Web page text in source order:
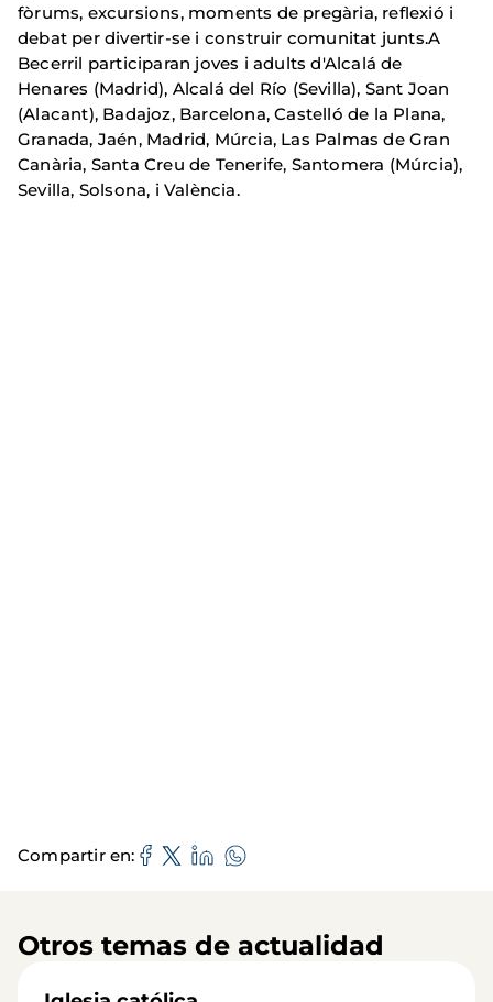
fòrums, excursions, moments de pregària, reflexió i
debat per divertir-se i construir comunitat junts.A
Becerril participaran joves i adults d'Alcalá de
Henares (Madrid), Alcalá del Río (Sevilla), Sant Joan
(Alacant), Badajoz, Barcelona, Castelló de la Plana,
Granada, Jaén, Madrid, Múrcia, Las Palmas de Gran
Canària, Santa Creu de Tenerife, Santomera (Múrcia),
Sevilla, Solsona, i València.
Compartir en
Otros temas de actualidad